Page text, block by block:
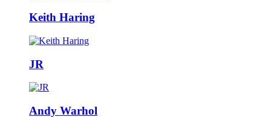
Keith Haring
JR
Andy Warhol